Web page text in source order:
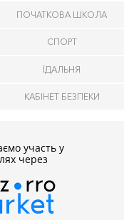
ПОЧАТКОВА ШКОЛА
СПОРТ
ЇДАЛЬНЯ
КАБІНЕТ БЕЗПЕКИ
участь у
через